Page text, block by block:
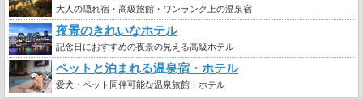
大人の隠れ宿・高級旅館・ワンランク上の温泉宿
夜景のきれいなホテル
記念日におすすめの夜景の見える高級ホテル
ペットと泊まれる温泉宿・ホテル
愛犬・ペット同伴可能な温泉旅館・ホテル